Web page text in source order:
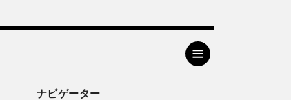
ナビゲーター